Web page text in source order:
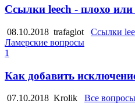
Ссылки leech - плохо
08.10.2018 trafaglot Ссылки
Ламерские вопросы
1
Как добавить
07.10.2018 Krolik Все вопросы